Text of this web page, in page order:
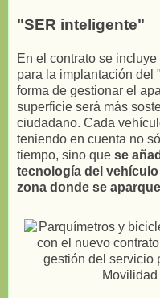
"SER inteligente"
En el contrato se
para la implantación del
forma de gestionar el
superficie será más
ciudadano. Cada
teniendo en cuenta no
tiempo, sino que se
tecnología del
zona donde se aparque